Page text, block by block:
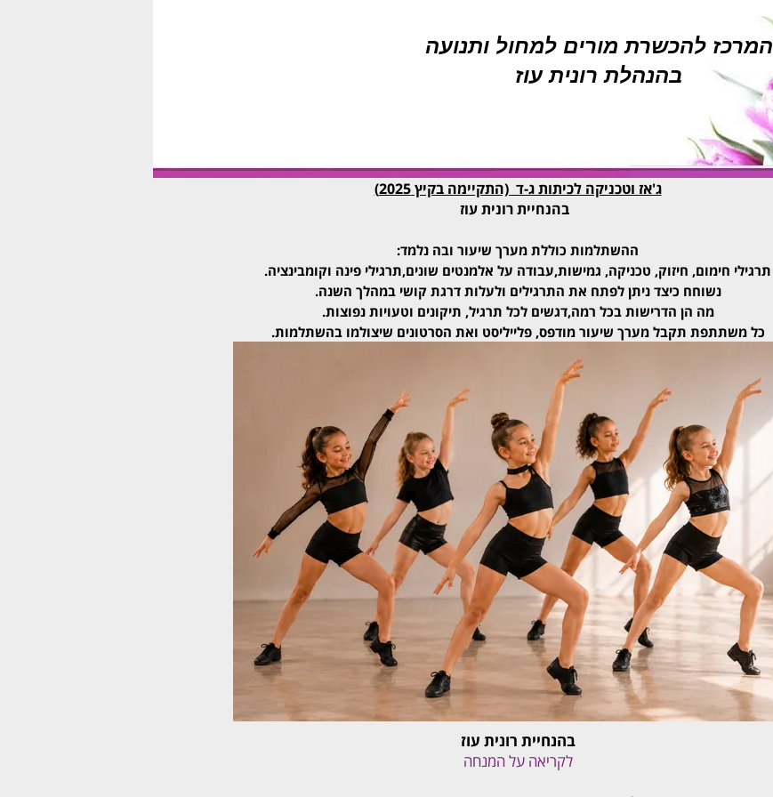
המרכז להכשרת מורים למחול ותנועה
בהנהלת רונית עוז
ג'אז וטכניקה לכיתות ג-ד (התקיימה בקיץ 2025)
בהנחיית רונית עוז
ההשתלמות כוללת מערך שיעור ובה נלמד:
תרגילי חימום, חיזוק, טכניקה, גמישות,עבודה על אלמנטים שונים,תרגילי פינה וקומבינציה.
נשוחח כיצד ניתן לפתח את התרגילים ולעלות דרגת קושי במהלך השנה.
מה הן הדרישות בכל רמה,דגשים לכל תרגיל, תיקונים וטעויות נפוצות.
כל משתתפת תקבל מערך שיעור מודפס, פלייליסט ואת הסרטונים שיצולמו בהשתלמות.
בהנחיית רונית עוז
לקריאה על המנחה